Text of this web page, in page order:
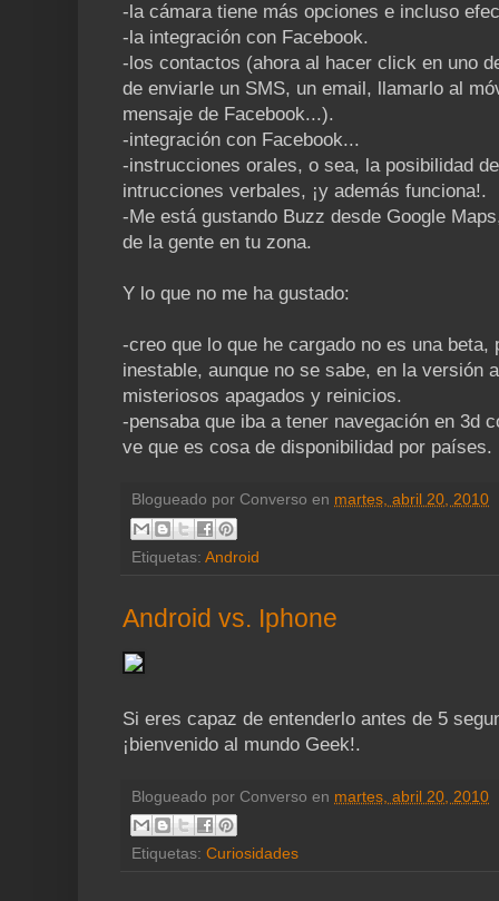
-la cámara tiene más opciones e incluso
-la integración con Facebook.
-los contactos (ahora al hacer click en uno
de enviarle un SMS, un email, llamarlo al
mensaje de Facebook...).
-integración con Facebook...
-instrucciones orales, o sea, la posibilidad
intrucciones verbales, ¡y además funciona!.
-Me está gustando Buzz desde Google
de la gente en tu zona.
Y lo que no me ha gustado:
-creo que lo que he cargado no es una beta,
inestable, aunque no se sabe, en la versión
misteriosos apagados y reinicios.
-pensaba que iba a tener navegación en 3d
ve que es cosa de disponibilidad por países.
Blogueado por Converso en martes, abril 20, 2010
Etiquetas: Android
Android vs. Iphone
Si eres capaz de entenderlo antes de 5
¡bienvenido al mundo Geek!.
Blogueado por Converso en martes, abril 20, 2010
Etiquetas: Curiosidades